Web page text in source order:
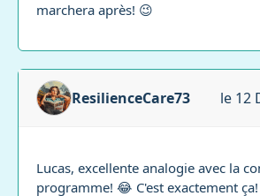
marchera après! 😉
ResilienceCare73 le 12
Lucas, excellente analogie avec la
programme! 😂 C'est exactement